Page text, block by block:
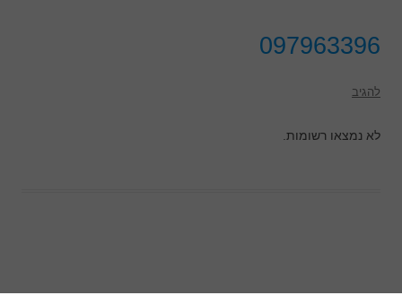
097963396
להגיב
לא נמצאו רשומות.